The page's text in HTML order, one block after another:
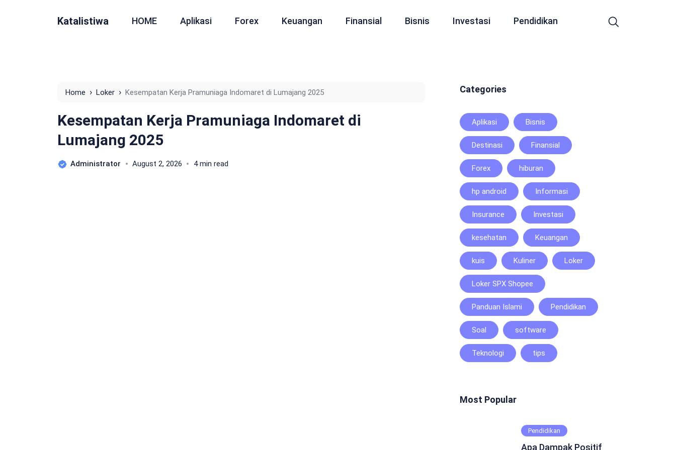
Katalistiwa HOME Aplikasi Forex Keuangan Finansial Bisnis Investasi Pendidikan
Home › Loker › Kesempatan Kerja Pramuniaga Indomaret di Lumajang 2025
Kesempatan Kerja Pramuniaga Indomaret di
Lumajang 2025
Administrator August 2, 2026 4 min read
Categories
Aplikasi Bisnis
Destinasi Finansial
Forex hiburan
hp android Informasi
Insurance Investasi
kesehatan Keuangan
kuis Kuliner Loker
Loker SPX Shopee
Panduan Islami Pendidikan
Soal software
Teknologi tips
Most Popular
Pendidikan
Apa Dampak Positif